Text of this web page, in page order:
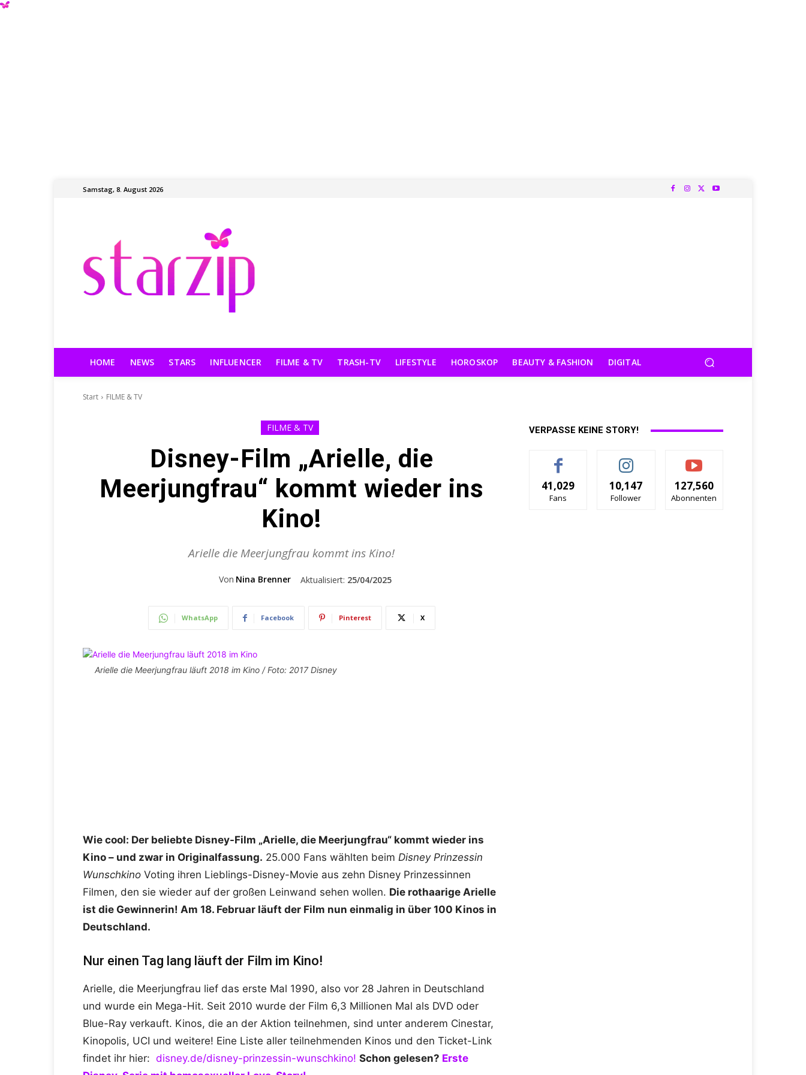
Samstag, 8. August 2026
HOME NEWS STARS INFLUENCER FILME & TV TRASH-TV LIFESTYLE HOROSKOP BEAUTY & FASHION DIGITAL
Start FILME & TV
FILME & TV
Disney-Film „Arielle, die
Meerjungfrau“ kommt wieder ins
Kino!
Arielle die Meerjungfrau kommt ins Kino!
Von Nina Brenner Aktualisiert: 25/04/2025
WhatsApp Facebook Pinterest X
Arielle die Meerjungfrau läuft 2018 im Kino / Foto: 2017 Disney
Wie cool: Der beliebte Disney-Film „Arielle, die Meerjungfrau“ kommt wieder ins
Kino – und zwar in Originalfassung. 25.000 Fans wählten beim Disney Prinzessin
Wunschkino Voting ihren Lieblings-Disney-Movie aus zehn Disney Prinzessinnen
Filmen, den sie wieder auf der großen Leinwand sehen wollen. Die rothaarige Arielle
ist die Gewinnerin! Am 18. Februar läuft der Film nun einmalig in über 100 Kinos in
Deutschland.
Nur einen Tag lang läuft der Film im Kino!
Arielle, die Meerjungfrau lief das erste Mal 1990, also vor 28 Jahren in Deutschland
und wurde ein Mega-Hit. Seit 2010 wurde der Film 6,3 Millionen Mal als DVD oder
Blue-Ray verkauft. Kinos, die an der Aktion teilnehmen, sind unter anderem Cinestar,
Kinopolis, UCI und weitere! Eine Liste aller teilnehmenden Kinos und den Ticket-Link
findet ihr hier: disney.de/disney-prinzessin-wunschkino! Schon gelesen? Erste
VERPASSE KEINE STORY!
41,029
Fans
10,147
Follower
127,560
Abonnenten